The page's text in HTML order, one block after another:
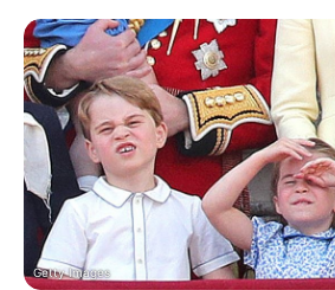
Getty Images